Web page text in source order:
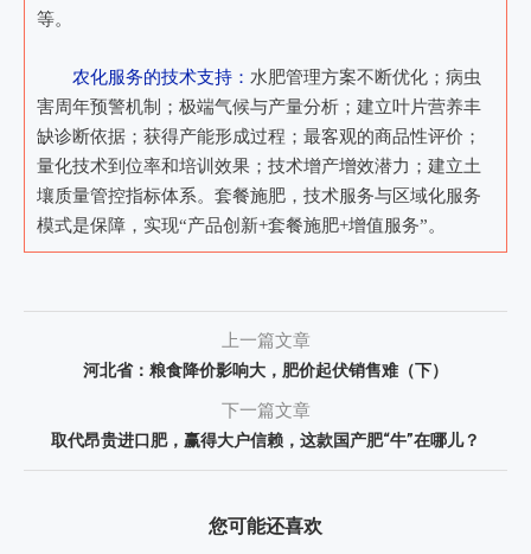
等。
农化服务的技术支持： 水肥管理方案不断优化；病虫
害周年预警机制；极端气候与产量分析；建立叶片营养丰
缺诊断依据；获得产能形成过程；最客观的商品性评价；
量化技术到位率和培训效果；技术增产增效潜力；建立土
壤质量管控指标体系。套餐施肥，技术服务与区域化服务
模式是保障，实现“产品创新+套餐施肥+增值服务”。
上一篇文章
河北省：粮食降价影响大，肥价起伏销售难（下）
下一篇文章
取代昂贵进口肥，赢得大户信赖，这款国产肥“牛”在哪儿？
您可能还喜欢